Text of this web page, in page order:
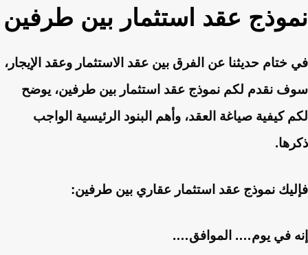
نموذج عقد استثمار بين طرفين
في ختام حديثنا عن الفرق بين عقد الاستثمار وعقد الإيجار،
سوف نقدم لكم نموذج عقد استثمار بين طرفين، يوضح
لكم كيفية صياغة العقد، وأهم البنود الرئيسية الواجب
ذكرها.
فإليك نموذج عقد استثمار عقاري بين طرفين:
إنه في يوم…. الموافق….